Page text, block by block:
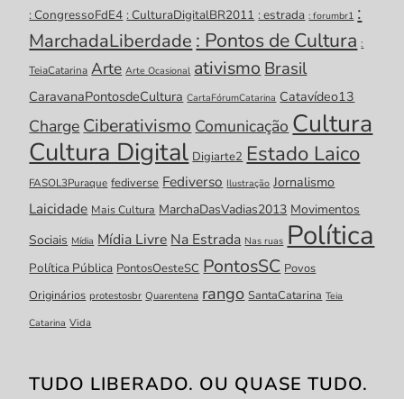
: CongressoFdE4 : CulturaDigitalBR2011 : estrada : forumbr1 :
MarchadaLiberdade : Pontos de Cultura :
TeiaCatarina Arte Arte Ocasional ativismo Brasil
CaravanaPontosdeCultura CartaFórumCatarina Catavídeo13
Charge Ciberativismo Comunicação Cultura
Cultura Digital Digiarte2 Estado Laico
FASOL3Puraque fediverse Fediverso Ilustração Jornalismo
Laicidade Mais Cultura MarchaDasVadias2013 Movimentos
Sociais Mídia Mídia Livre Na Estrada Nas ruas Política
Política Pública PontosOesteSC PontosSC Povos
Originários protestosbr Quarentena rango SantaCatarina Teia
Catarina Vida
TUDO LIBERADO. OU QUASE TUDO.